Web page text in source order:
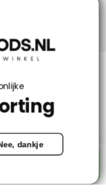
dankje